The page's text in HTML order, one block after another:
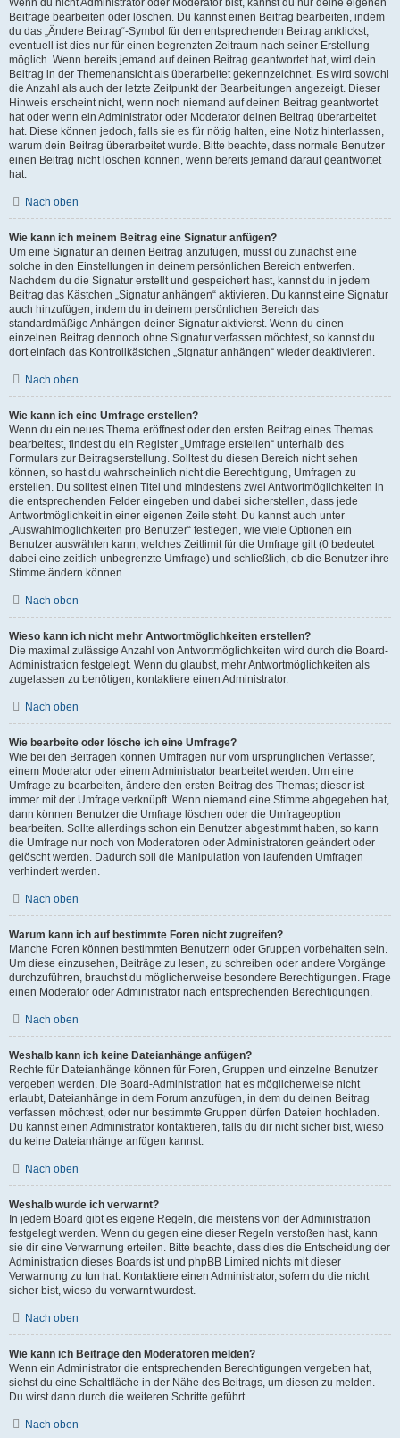
Wenn du nicht Administrator oder Moderator bist, kannst du nur deine eigenen
Beiträge bearbeiten oder löschen. Du kannst einen Beitrag bearbeiten, indem
du das „Ändere Beitrag“-Symbol für den entsprechenden Beitrag anklickst;
eventuell ist dies nur für einen begrenzten Zeitraum nach seiner Erstellung
möglich. Wenn bereits jemand auf deinen Beitrag geantwortet hat, wird dein
Beitrag in der Themenansicht als überarbeitet gekennzeichnet. Es wird sowohl
die Anzahl als auch der letzte Zeitpunkt der Bearbeitungen angezeigt. Dieser
Hinweis erscheint nicht, wenn noch niemand auf deinen Beitrag geantwortet
hat oder wenn ein Administrator oder Moderator deinen Beitrag überarbeitet
hat. Diese können jedoch, falls sie es für nötig halten, eine Notiz hinterlassen,
warum dein Beitrag überarbeitet wurde. Bitte beachte, dass normale Benutzer
einen Beitrag nicht löschen können, wenn bereits jemand darauf geantwortet
hat.
Nach oben
Wie kann ich meinem Beitrag eine Signatur anfügen?
Um eine Signatur an deinen Beitrag anzufügen, musst du zunächst eine
solche in den Einstellungen in deinem persönlichen Bereich entwerfen.
Nachdem du die Signatur erstellt und gespeichert hast, kannst du in jedem
Beitrag das Kästchen „Signatur anhängen“ aktivieren. Du kannst eine Signatur
auch hinzufügen, indem du in deinem persönlichen Bereich das
standardmäßige Anhängen deiner Signatur aktivierst. Wenn du einen
einzelnen Beitrag dennoch ohne Signatur verfassen möchtest, so kannst du
dort einfach das Kontrollkästchen „Signatur anhängen“ wieder deaktivieren.
Nach oben
Wie kann ich eine Umfrage erstellen?
Wenn du ein neues Thema eröffnest oder den ersten Beitrag eines Themas
bearbeitest, findest du ein Register „Umfrage erstellen“ unterhalb des
Formulars zur Beitragserstellung. Solltest du diesen Bereich nicht sehen
können, so hast du wahrscheinlich nicht die Berechtigung, Umfragen zu
erstellen. Du solltest einen Titel und mindestens zwei Antwortmöglichkeiten in
die entsprechenden Felder eingeben und dabei sicherstellen, dass jede
Antwortmöglichkeit in einer eigenen Zeile steht. Du kannst auch unter
„Auswahlmöglichkeiten pro Benutzer“ festlegen, wie viele Optionen ein
Benutzer auswählen kann, welches Zeitlimit für die Umfrage gilt (0 bedeutet
dabei eine zeitlich unbegrenzte Umfrage) und schließlich, ob die Benutzer ihre
Stimme ändern können.
Nach oben
Wieso kann ich nicht mehr Antwortmöglichkeiten erstellen?
Die maximal zulässige Anzahl von Antwortmöglichkeiten wird durch die Board-
Administration festgelegt. Wenn du glaubst, mehr Antwortmöglichkeiten als
zugelassen zu benötigen, kontaktiere einen Administrator.
Nach oben
Wie bearbeite oder lösche ich eine Umfrage?
Wie bei den Beiträgen können Umfragen nur vom ursprünglichen Verfasser,
einem Moderator oder einem Administrator bearbeitet werden. Um eine
Umfrage zu bearbeiten, ändere den ersten Beitrag des Themas; dieser ist
immer mit der Umfrage verknüpft. Wenn niemand eine Stimme abgegeben hat,
dann können Benutzer die Umfrage löschen oder die Umfrageoption
bearbeiten. Sollte allerdings schon ein Benutzer abgestimmt haben, so kann
die Umfrage nur noch von Moderatoren oder Administratoren geändert oder
gelöscht werden. Dadurch soll die Manipulation von laufenden Umfragen
verhindert werden.
Nach oben
Warum kann ich auf bestimmte Foren nicht zugreifen?
Manche Foren können bestimmten Benutzern oder Gruppen vorbehalten sein.
Um diese einzusehen, Beiträge zu lesen, zu schreiben oder andere Vorgänge
durchzuführen, brauchst du möglicherweise besondere Berechtigungen. Frage
einen Moderator oder Administrator nach entsprechenden Berechtigungen.
Nach oben
Weshalb kann ich keine Dateianhänge anfügen?
Rechte für Dateianhänge können für Foren, Gruppen und einzelne Benutzer
vergeben werden. Die Board-Administration hat es möglicherweise nicht
erlaubt, Dateianhänge in dem Forum anzufügen, in dem du deinen Beitrag
verfassen möchtest, oder nur bestimmte Gruppen dürfen Dateien hochladen.
Du kannst einen Administrator kontaktieren, falls du dir nicht sicher bist, wieso
du keine Dateianhänge anfügen kannst.
Nach oben
Weshalb wurde ich verwarnt?
In jedem Board gibt es eigene Regeln, die meistens von der Administration
festgelegt werden. Wenn du gegen eine dieser Regeln verstoßen hast, kann
sie dir eine Verwarnung erteilen. Bitte beachte, dass dies die Entscheidung der
Administration dieses Boards ist und phpBB Limited nichts mit dieser
Verwarnung zu tun hat. Kontaktiere einen Administrator, sofern du die nicht
sicher bist, wieso du verwarnt wurdest.
Nach oben
Wie kann ich Beiträge den Moderatoren melden?
Wenn ein Administrator die entsprechenden Berechtigungen vergeben hat,
siehst du eine Schaltfläche in der Nähe des Beitrags, um diesen zu melden.
Du wirst dann durch die weiteren Schritte geführt.
Nach oben